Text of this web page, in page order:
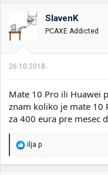
SlavenK
PCAXE Addicted
26.10.2018.
Mate 10 Pro ili Huawei
znam koliko je mate 10
za 400 eura pre mesec
R
a
ilja.p